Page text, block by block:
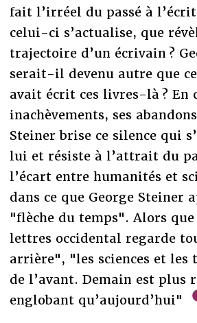
fait l’irréel du passé à
celui-ci s’actualise, que
trajectoire d’un écrivain ?
serait-il devenu autre que
avait écrit ces livres-là ? En
inachèvements, ses
Steiner brise ce silence qui
lui et résiste à l’attrait du
l’écart entre humanités et
dans ce que George Steiner
"flèche du temps". Alors
lettres occidental regarde
arrière", "les sciences et les
de l’avant. Demain est plus
englobant qu’aujourd’hui"